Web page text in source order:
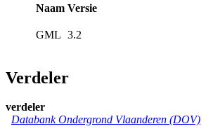
Naam Versie
GML 3.2
Verdeler
verdeler
Databank Ondergrond Vlaanderen (DOV)